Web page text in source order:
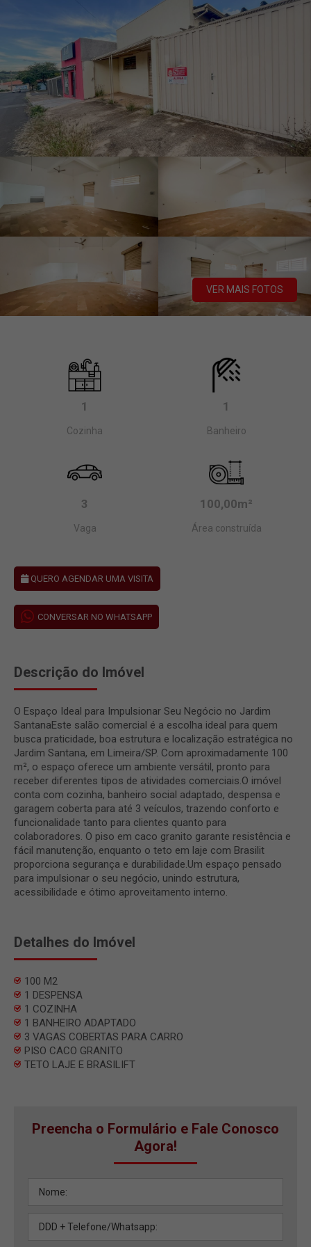
VER MAIS FOTOS
1
Cozinha
1
Banheiro
3
Vaga
100,00m²
Área construída
QUERO AGENDAR UMA VISITA
CONVERSAR NO WHATSAPP
Descrição do Imóvel
O Espaço Ideal para Impulsionar Seu Negócio no Jardim
SantanaEste salão comercial é a escolha ideal para quem
busca praticidade, boa estrutura e localização estratégica no
Jardim Santana, em Limeira/SP. Com aproximadamente 100
m², o espaço oferece um ambiente versátil, pronto para
receber diferentes tipos de atividades comerciais.O imóvel
conta com cozinha, banheiro social adaptado, despensa e
garagem coberta para até 3 veículos, trazendo conforto e
funcionalidade tanto para clientes quanto para
colaboradores. O piso em caco granito garante resistência e
fácil manutenção, enquanto o teto em laje com Brasilit
proporciona segurança e durabilidade.Um espaço pensado
para impulsionar o seu negócio, unindo estrutura,
acessibilidade e ótimo aproveitamento interno.
Detalhes do Imóvel
100 M2
1 DESPENSA
1 COZINHA
1 BANHEIRO ADAPTADO
3 VAGAS COBERTAS PARA CARRO
PISO CACO GRANITO
TETO LAJE E BRASILIFT
Preencha o Formulário e Fale Conosco
Agora!